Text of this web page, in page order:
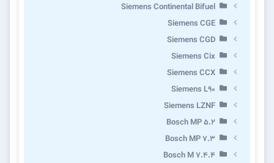
Siemens Continental Bifuel
Siemens CGE
Siemens CGD
Siemens Cix
Siemens CCX
Siemens L90
Siemens LZNF
Bosch MP 5.2
Bosch MP 7.3
Bosch M 7.4.4